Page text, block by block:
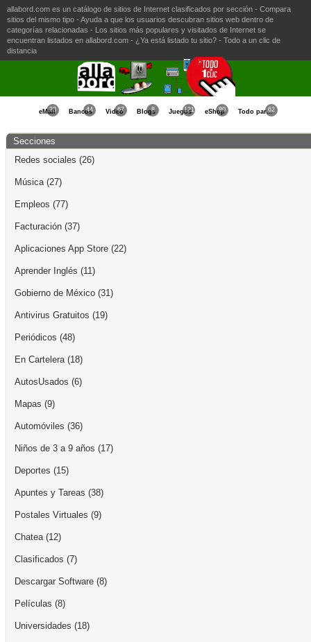
allabord.com es un catálogo de sitios de Internet clasificados por sección - Compara
sitios del mismo tipo - Ayuda a que los usuarios descubran sitios web dentro de
categorías relacionadas - Los sitios más populares y visitados de Internet se
encuentran listados en allabord.com - ¿Ya está listado tu sitio? - Todo a un clic de
distancia
eMail
23 Bancos
44 Video
67 Blogs
8 Juegos
121 eShop
80 Todo para la Mujer
62
Secciones
Redes sociales (26)
Música(27)
Empleos (77)
Facturación (37)
Aplicaciones App Store (22)
Aprender Inglés (11)
Gobierno de México (31)
Antivirus Gratuitos (19)
Periódicos (48)
En Cartelera(18)
AutosUsados (6)
Mapas (9)
Automóviles (36)
Niños de 3 a 9 años (17)
Deportes (15)
Apuntes y Tareas (38)
Postales Virtuales (9)
Chatea(12)
Clasificados (7)
Descargar Software (8)
Películas (8)
Universidades (18)